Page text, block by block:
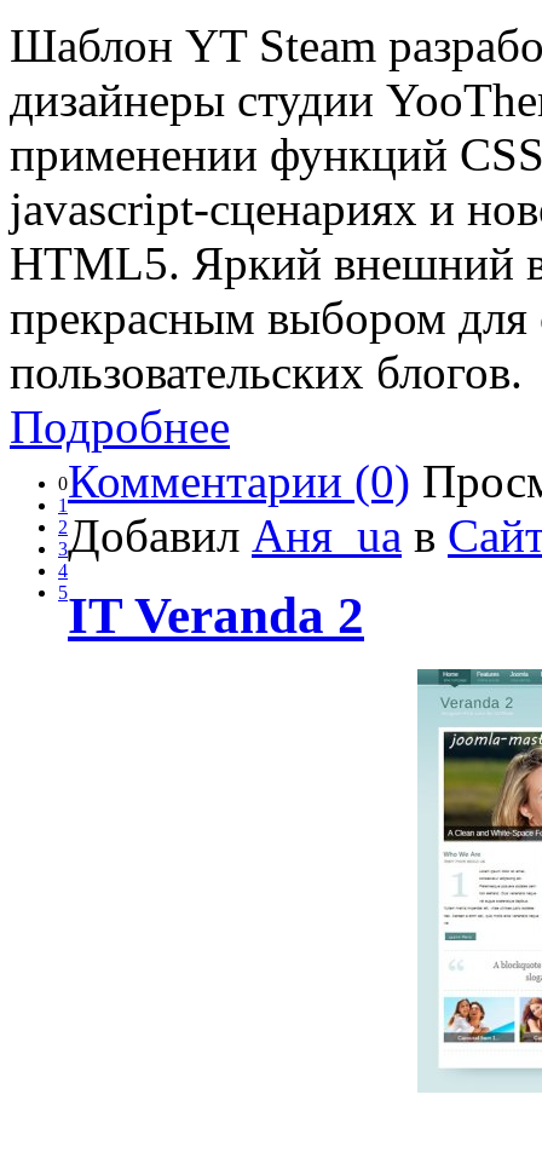
Шаблон YT Steam
дизайнеры студии
применении функций
javascript-сценариях и
HTML5. Яркий внешний
прекрасным выбором для
пользовательских блогов.
Подробнее
0
1
2
3
4
5
Комментарии (0)
Добавил Аня_ua в
IT Veranda 2